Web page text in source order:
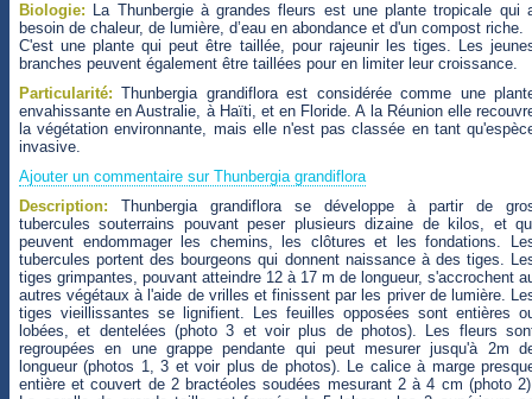
Biologie: La Thunbergie à grandes fleurs est une plante tropicale qui
besoin de chaleur, de lumière, d’eau en abondance et d'un compost riche.
C'est une plante qui peut être taillée, pour rajeunir les tiges. Les
branches peuvent également être taillées pour en limiter leur croissance.
Particularité: Thunbergia grandiflora est considérée comme une
envahissante en Australie, à Haïti, et en Floride. A la Réunion elle
la végétation environnante, mais elle n'est pas classée en tant
invasive.
Ajouter un commentaire sur Thunbergia grandiflora
Description: Thunbergia grandiflora se développe à partir de
tubercules souterrains pouvant peser plusieurs dizaine de kilos, et
peuvent endommager les chemins, les clôtures et les fondations.
tubercules portent des bourgeons qui donnent naissance à des tiges.
tiges grimpantes, pouvant atteindre 12 à 17 m de longueur, s'accrochent
autres végétaux à l'aide de vrilles et finissent par les priver de lumière.
tiges vieillissantes se lignifient. Les feuilles opposées sont entières
lobées, et dentelées (photo 3 et voir plus de photos). Les fleurs
regroupées en une grappe pendante qui peut mesurer jusqu'à 2m
longueur (photos 1, 3 et voir plus de photos). Le calice à marge
entière et couvert de 2 bractéoles soudées mesurant 2 à 4 cm (photo